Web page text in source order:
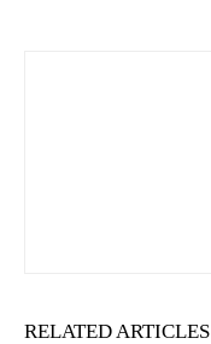
RELATED ARTICLES